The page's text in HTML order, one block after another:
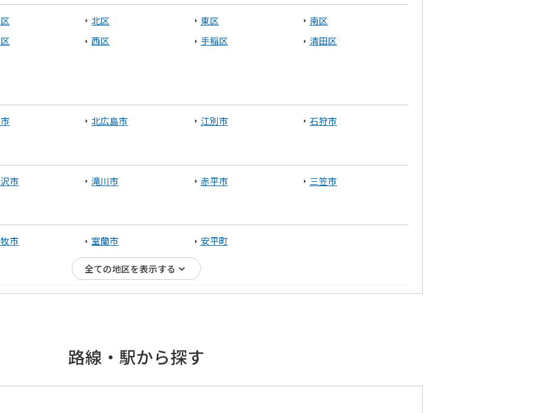
北区 東区
南区
西区 手稲区 清田区
北広島市 江別市 石狩市
市 滝川市 赤平市 三笠市
市 室蘭市 安平町
全ての地区を表示する
路線・駅から探す